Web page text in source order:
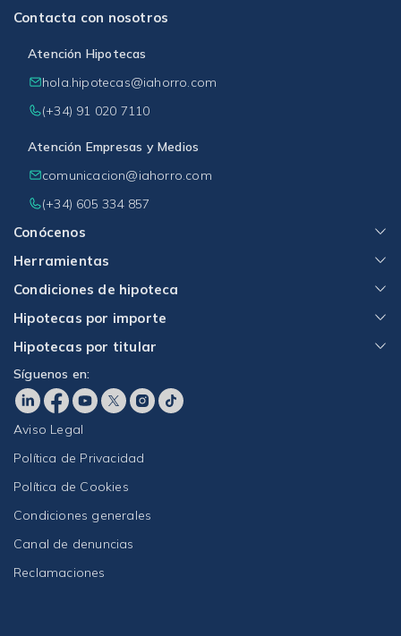
Conócenos
Herramientas
Condiciones de hipoteca
Hipotecas por importe
Hipotecas por titular
Contacta con nosotros
Atención Hipotecas
hola.hipotecas@iahorro.com
(+34) 91 020 7110
Atención Empresas y Medios
comunicacion@iahorro.com
(+34) 605 334 857
Síguenos en:
Aviso Legal
Política de Privacidad
Política de Cookies
Condiciones generales
Canal de denuncias
Reclamaciones